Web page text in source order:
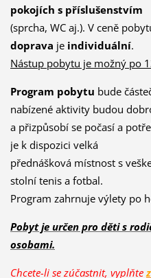
pokojích s příslušenstvím
(sprcha, WC aj.). V ceně
doprava je individuální.
Nástup pobytu je možný po
Program pobytu bude
nabízené aktivity budou
a přizpůsobí se počasí a
je k dispozici velká
přednášková místnost s
stolní tenis a fotbal.
Program zahrnuje výlety po
Pobyt je určen pro děti s
osobami.
Chcete-li se zúčastnit, vyplňte